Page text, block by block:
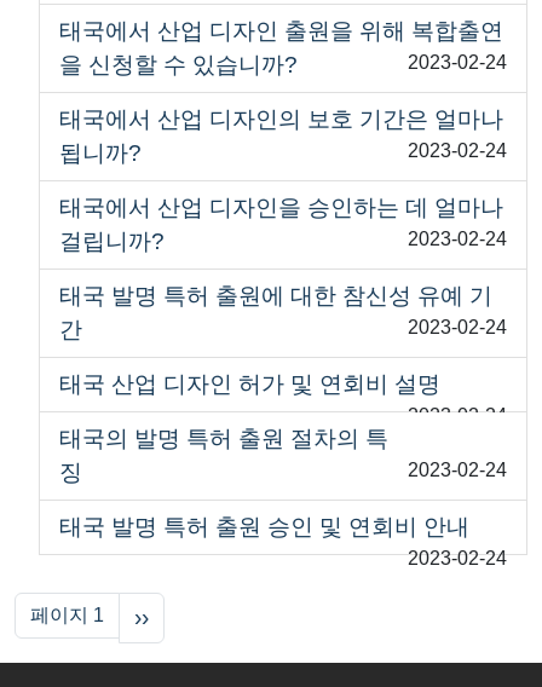
태국에서 산업 디자인 출원을 위해 복합출연
을 신청할 수 있습니까?
2023-02-24
태국에서 산업 디자인의 보호 기간은 얼마나
됩니까?
2023-02-24
태국에서 산업 디자인을 승인하는 데 얼마나
걸립니까?
2023-02-24
태국 발명 특허 출원에 대한 참신성 유예 기
간
2023-02-24
태국 산업 디자인 허가 및 연회비 설명
2023-02-24
태국의 발명 특허 출원 절차의 특
징
2023-02-24
태국 발명 특허 출원 승인 및 연회비 안내
2023-02-24
페이지 지정
페이지 1 다음 페이지
››